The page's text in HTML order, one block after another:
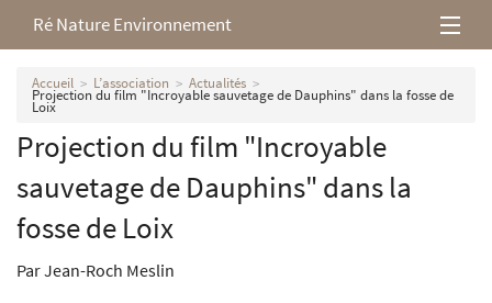
Ré Nature Environnement
L’association
Milieux rétais
Nos parutions
Accueil L’association Actualités
Projection du film "Incroyable sauvetage de Dauphins" dans la fosse de
Loix
Projection du film "Incroyable
sauvetage de Dauphins" dans la
fosse de Loix
Par Jean-Roch Meslin